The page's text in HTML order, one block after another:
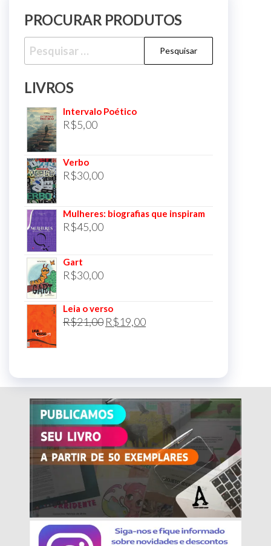
PROCURAR PRODUTOS
Pesquisar
por:
LIVROS
Intervalo Poético
R$5,00
Verbo
R$30,00
Mulheres: biografias que inspiram
R$45,00
Gart
R$30,00
Leia o verso
R$21,00 O
R$19,00O